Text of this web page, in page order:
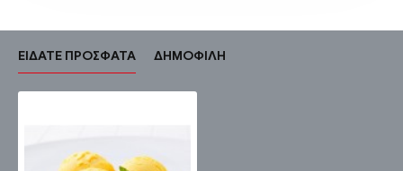
ΕΊΔΑΤΕ ΠΡΌΣΦΑΤΑ ΔΗΜΟΦΙΛΉ